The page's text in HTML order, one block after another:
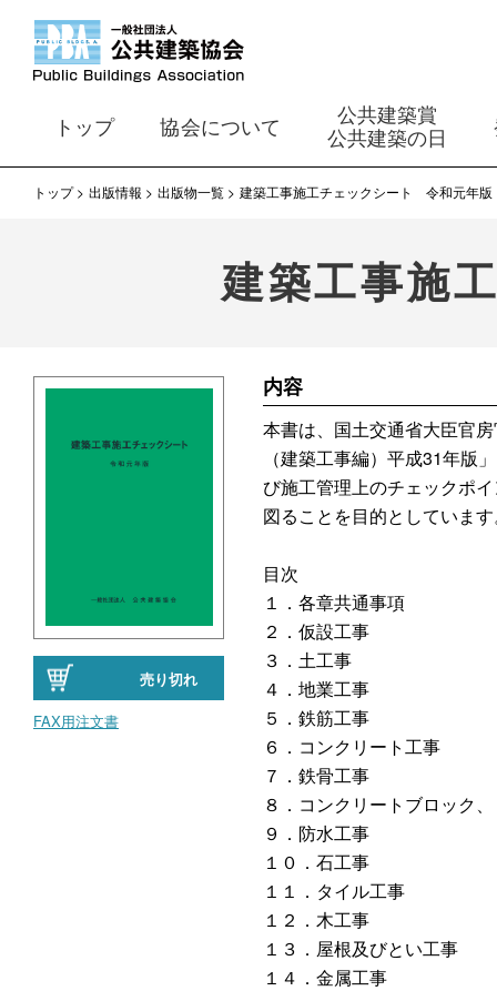
トップ 協会について
公共建築賞
公共建築の日
トップ 出版情報 出版物一覧 建築工事施工チェックシート 令和元年版
建築工事施
売り切れ
FAX用注文書
内容
本書は、国土交通省大臣官
（建築工事編）平成31年版
び施工管理上のチェックポ
図ることを目的としていま
目次
１．各章共通事項
２．仮設工事
３．土工事
４．地業工事
５．鉄筋工事
６．コンクリート工事
７．鉄骨工事
８．コンクリートブロック
９．防水工事
１０．石工事
１１．タイル工事
１２．木工事
１３．屋根及びとい工事
１４．金属工事